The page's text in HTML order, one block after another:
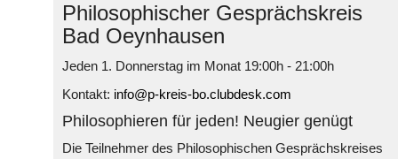
Philosophischer Gesprächskreis
Bad Oeynhausen
Jeden 1. Donnerstag im Monat 19:00h - 21:00h
Kontakt: info@p-kreis-bo.clubdesk.com
Philosophieren für jeden! Neugier genügt
Die Teilnehmer des Philosophischen Gesprächskreises